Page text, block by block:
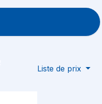
Liste de prix